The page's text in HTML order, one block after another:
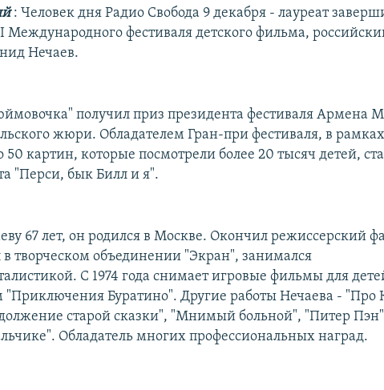
: Человек дня Радио Свобода 9 декабря - лауреат
Международного фестиваля детского фильма,
Нечаев.
получил приз президента фестиваля Армена
жюри. Обладателем Гран-при фестиваля, в
50 картин, которые посмотрели более 20 тысяч детей,
"Перси, бык Билл и я".
67 лет, он родился в Москве. Окончил режиссерский
в творческом объединении "Экран", занимался
С 1974 года снимает игровые фильмы для
Буратино". Другие работы Нечаева - "Про
старой сказки", "Мнимый больной", "Питер
Обладатель многих профессиональных наград.